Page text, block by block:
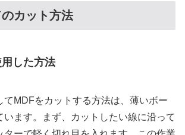
カット方法
した方法
てMDFをカットする方法は、薄いボー
います。まず、カットしたい線に沿って